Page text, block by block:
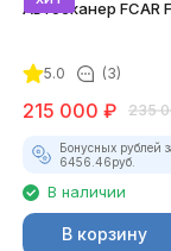
Автосканер FCAR
5.0 (3)
215 000 ₽ 235
Бонусных рублей
6456.46руб.
В наличии
В корзину